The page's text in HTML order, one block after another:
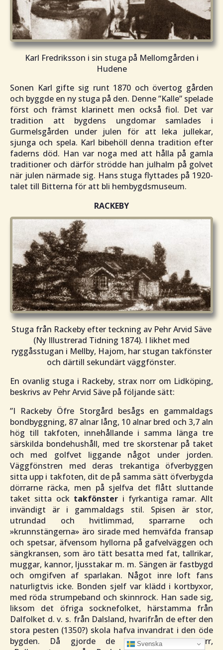
Karl Fredriksson i sin stuga på Mellomgården i
Hudene
Sonen Karl gifte sig runt 1870 och övertog gården
och byggde en ny stuga på den. Denne ”Kalle” spelade
först och främst klarinett men också fiol. Det var
tradition att bygdens ungdomar samlades i
Gurmelsgården under julen för att leka jullekar,
sjunga och spela. Karl bibehöll denna tradition efter
faderns död. Han var noga med att hålla på gamla
traditioner och därför strödde han julhalm på golvet
när julen närmade sig. Hans stuga flyttades på 1920-
talet till Bitterna för att bli hembygdsmuseum.
RACKEBY
Stuga från Rackeby efter teckning av Pehr Arvid Säve
(Ny Illustrerad Tidning 1874). I likhet med
ryggåsstugan i Mellby, Hajom, har stugan takfönster
och därtill sekundärt väggfönster.
En ovanlig stuga i Rackeby, strax norr om Lidköping,
beskrivs av Pehr Arvid Säve på följande sätt:
”I Rackeby Öfre Storgård besågs en gammaldags
bondbyggning, 87 alnar lång, 10 alnar bred och 3,7 aln
hög till takfoten, innehållande i samma länga tre
särskilda bondehushåll, med tre skorstenar på taket
och med golfvet liggande något under jorden.
Väggfönstren med deras trekantiga öfverbyggen
sitta upp i takfoten, dit de på samma sätt öfverbygda
dörrarne räcka, men på sjelfva det flått sluttande
taket sitta ock takfönster i fyrkantiga ramar. Allt
invändigt är i gammaldags stil. Spisen är stor,
utrundad och hvitlimmad, sparrarne och
»krunnstängerna» äro sirade med hemväfda fransap
och spetsar, äfvensom hyllorna på gafvelväggen och
sängkransen, som äro tätt besatta med fat, tallrikar,
muggar, kannor, ljusstakar m. m. Sängen är fastbygd
och omgifven af sparlakan. Något inre loft fans
naturligtvis icke. Bonden sjelf var klädd i kortbyxor,
med röda strumpeband och skinnrock. Han sade sig,
liksom det öfriga socknefolket, härstamma från
Dalfolket d. v. s. från Dalsland, hvarifrån de efter den
stora pesten (1350?) skola hafva invandrat i den öde
bygden. Då gjorde de sig en egen dörr,
Svenska